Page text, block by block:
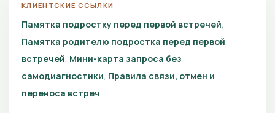
КЛИЕНТСКИЕ ССЫЛКИ
Памятка подростку перед первой встречей
Памятка родителю подростка перед первой
встречей Мини-карта запроса без
самодиагностики Правила связи, отмен и
переноса встреч